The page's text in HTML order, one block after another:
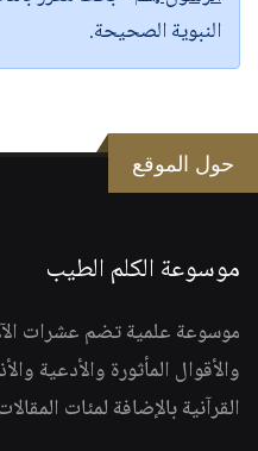
النبوية الصحيحة.
حول الموقع
موسوعة الكلم الطيب
موسوعة علمية تضم عشرات
والأقوال المأثورة والأدعية
القرآنية بالإضافة لمئات